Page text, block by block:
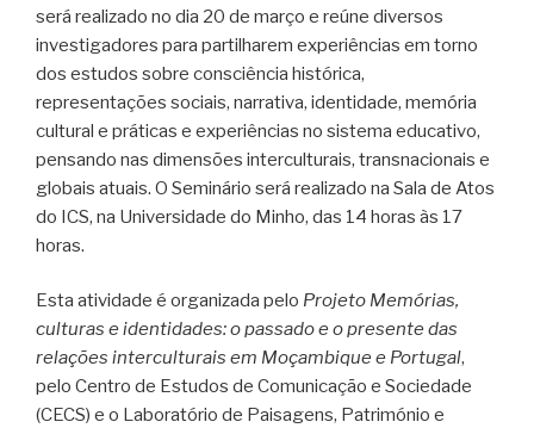
será realizado no dia 20 de março e reúne diversos
investigadores para partilharem experiências em torno
dos estudos sobre consciência histórica,
representações sociais, narrativa, identidade, memória
cultural e práticas e experiências no sistema educativo,
pensando nas dimensões interculturais, transnacionais e
globais atuais. O Seminário será realizado na Sala de Atos
do ICS, na Universidade do Minho, das 14 horas às 17
horas.
Esta atividade é organizada pelo Projeto Memórias,
culturas e identidades: o passado e o presente das
relações interculturais em Moçambique e Portugal,
pelo Centro de Estudos de Comunicação e Sociedade
(CECS) e o Laboratório de Paisagens, Património e